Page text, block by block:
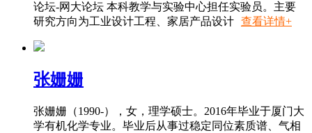
论坛-网大论坛 本科教学与实验中心担任实验员。主要
研究方向为工业设计工程、家居产品设计 查看详情+
张姗姗
张姗姗（1990-），女，理学硕士。2016年毕业于厦门大
学有机化学专业。毕业后从事过稳定同位素质谱、气相